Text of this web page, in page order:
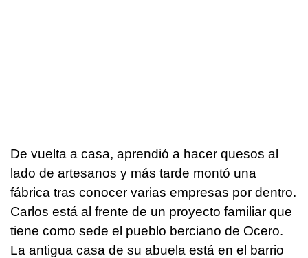
De vuelta a casa, aprendió a hacer quesos al
lado de artesanos y más tarde montó una
fábrica tras conocer varias empresas por dentro.
Carlos está al frente de un proyecto familiar que
tiene como sede el pueblo berciano de Ocero.
La antigua casa de su abuela está en el barrio